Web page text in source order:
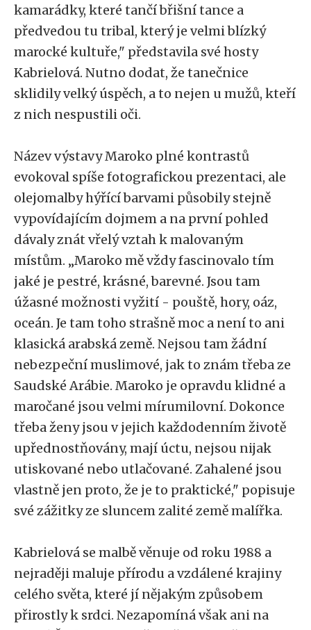
kamarádky, které tančí břišní tance a
předvedou tu tribal, který je velmi blízký
marocké kultuře," představila své hosty
Kabrielová. Nutno dodat, že tanečnice
sklidily velký úspěch, a to nejen u mužů, kteří
z nich nespustili oči.
Název výstavy Maroko plné kontrastů
evokoval spíše fotografickou prezentaci, ale
olejomalby hýřící barvami působily stejně
vypovídajícím dojmem a na první pohled
dávaly znát vřelý vztah k malovaným
místům. „Maroko mě vždy fascinovalo tím
jaké je pestré, krásné, barevné. Jsou tam
úžasné možnosti vyžití - pouště, hory, oáz,
oceán. Je tam toho strašně moc a není to ani
klasická arabská země. Nejsou tam žádní
nebezpeční muslimové, jak to znám třeba ze
Saudské Arábie. Maroko je opravdu klidné a
maročané jsou velmi mírumilovní. Dokonce
třeba ženy jsou v jejich každodenním životě
upřednostňovány, mají úctu, nejsou nijak
utiskované nebo utlačované. Zahalené jsou
vlastně jen proto, že je to praktické," popisuje
své zážitky ze sluncem zalité země malířka.
Kabrielová se malbě věnuje od roku 1988 a
nejraději maluje přírodu a vzdálené krajiny
celého světa, které jí nějakým způsobem
přirostly k srdci. Nezapomíná však ani na